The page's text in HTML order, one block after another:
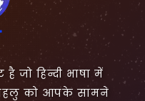
जो हिन्दी भाषा में
पहलु को आपके सामने